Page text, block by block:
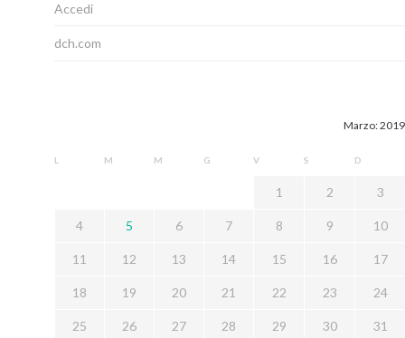
Accedi
dch.com
Marzo: 2019
L M M G V S D
1 2 3
4 5 6 7 8 9 10
11 12 13 14 15 16 17
18 19 20 21 22 23 24
25 26 27 28 29 30 31